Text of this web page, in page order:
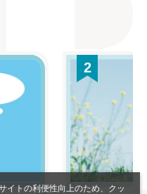
イトの利便性向上のため、クッ
2